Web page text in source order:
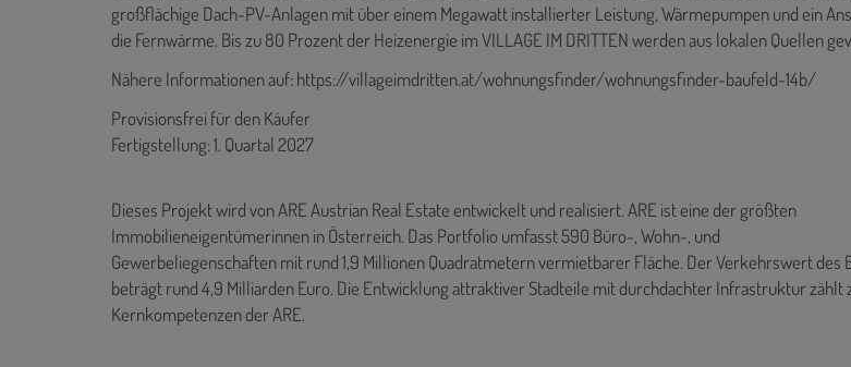
großflächige Dach-PV-Anlagen mit über einem Megawatt installierter Leistung, Wärmepumpen und ein
die Fernwärme. Bis zu 80 Prozent der Heizenergie im VILLAGE IM DRITTEN werden aus lokalen Quellen
Nähere Informationen auf: https://villageimdritten.at/wohnungsfinder/wohnungsfinder-baufeld-14b/
Provisionsfrei für den Käufer
Fertigstellung: 1. Quartal 2027
Dieses Projekt wird von ARE Austrian Real Estate entwickelt und realisiert. ARE ist eine der größten
Immobilieneigentümerinnen in Österreich. Das Portfolio umfasst 590 Büro-, Wohn-, und
Gewerbeliegenschaften mit rund 1,9 Millionen Quadratmetern vermietbarer Fläche. Der Verkehrswert des
beträgt rund 4,9 Milliarden Euro. Die Entwicklung attraktiver Stadteile mit durchdachter Infrastruktur zählt
Kernkompetenzen der ARE.